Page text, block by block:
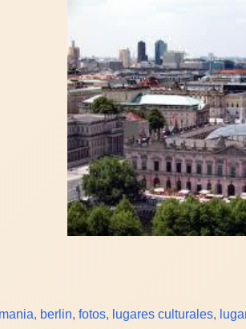
, berlin, fotos, lugares culturales,